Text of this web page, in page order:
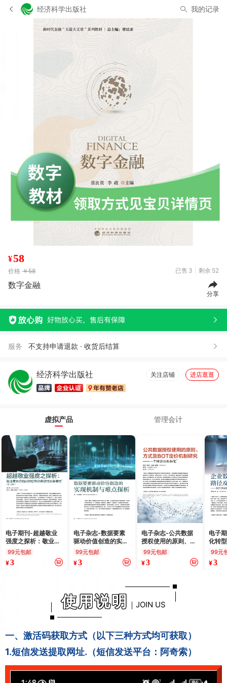
经济科学出版社 我的记录
¥58
价格 ￥58 已售 3 剩余 52
数字金融
分享
服务 不支持申请退款 · 收货后结算
经济科学出版社 关注店铺 进店逛逛
虚拟产品 管理会计
电子期刊-超越敬业
强度之探析：敬业度
共识机制对提升财务
韧性的重要性（第二
部分）
99元包邮
¥3
电子杂志-数据要素
驱动价值创造的实现
机制与难点探析
99元包邮
¥3
电子杂志-公共数据
授权使用的原则、方
式及BOT定价机制研
99元包邮
¥3
电子
化转
绩效
设设
研究
99元
¥3
使用说明 ｜JOIN US
一、激活码获取方式（以下三种方式均可获取）
1.短信发送提取网址.（短信发送平台：阿奇索）